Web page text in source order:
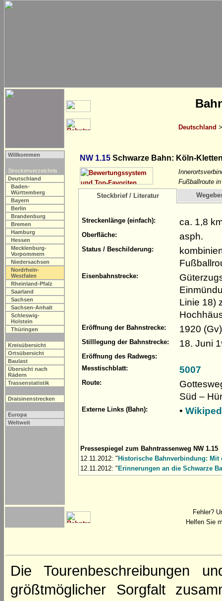
Deutschland
Willkommen
Streckenverzeichnis
Deutschland
Baden-
Württemberg
Bayern
Berlin
Brandenburg
Bremen
Hamburg
Hessen
Mecklenburg-
Vorpommern
Niedersachsen
Nordrhein-
Westfalen
Rheinland-Pfalz
Saarland
Sachsen
Sachsen-Anhalt
Schleswig-
Holstein
Thüringen
Kreisübersicht
Ortsübersicht
Baulast
Übersicht nach
Rädern
Trassenstatistik
Draisinenstrecken
Europa
Weltweit
NW 1.15 Schwarze Bahn: Köln-
Fußballroute
Steckbrief / Literatur
Streckenlänge (einfach): ca. 1,8
Oberfläche: asph.
Status / Beschilderung:
Eisenbahnstrecke:
Linie 18)
Eröffnung der Bahnstrecke: 1920
Stilllegung der Bahnstrecke: 18. Juni
Eröffnung des Radwegs:
Messtischblatt:
5007
Route:
Süd –
Externe Links (Bahn): •
Pressespiegel zum Bahntrassenweg NW 1.15
12.11.2012: "Historische Bahnverbindung:
12.11.2012: "Erinnerungen an die Schwarze
Fehler?
Helfen Sie
Die Tourenbeschreibungen
größtmöglicher Sorgfalt